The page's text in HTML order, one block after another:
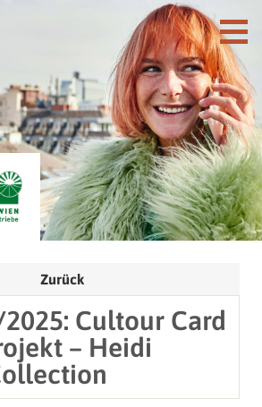
Zurück
Cultour Card
– Heidi